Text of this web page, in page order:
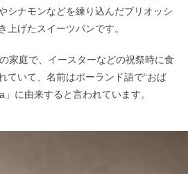
シナモンなどを練り込んだブリオッシ
上げたスイーツパンです。
家庭で、イースターなどの祝祭時に食
ていて、名前はポーランド語で“おば
に由来すると言われています。